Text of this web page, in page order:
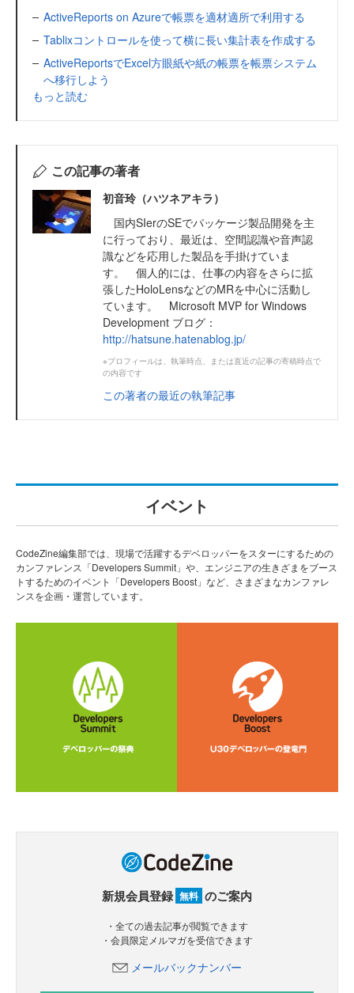
ActiveReports on Azureで帳票を適材適所で利用する
Tablixコントロールを使って横に長い集計表を作成する
ActiveReportsでExcel方眼紙や紙の帳票を帳票システム
へ移行しよう
もっと読む
この記事の著者
初音玲（ハツネアキラ）
国内SIerのSEでパッケージ製品開発を主
に行っており、最近は、空間認識や音声認
識などを応用した製品を手掛けていま
す。 個人的には、仕事の内容をさらに拡
張したHoloLensなどのMRを中心に活動し
ています。 Microsoft MVP for Windows
Development ブログ：
http://hatsune.hatenablog.jp/
※プロフィールは、執筆時点、または直近の記事の寄稿時点で
の内容です
この著者の最近の執筆記事
イベント
CodeZine編集部では、現場で活躍するデベロッパーをスターにするための
カンファレンス「Developers Summit」や、エンジニアの生きざまをブース
トするためのイベント「Developers Boost」など、さまざまなカンファレ
ンスを企画・運営しています。
新規会員登録 無料 のご案内
・全ての過去記事が閲覧できます
・会員限定メルマガを受信できます
メールバックナンバー